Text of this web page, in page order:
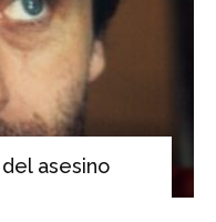
asesino